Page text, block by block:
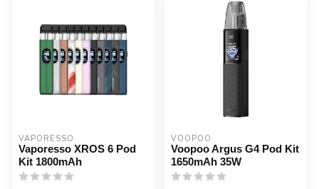
VAPORESSO
Vaporesso XROS 6 Pod
Kit 1800mAh
VOOPOO
Voopoo Argus G4 Pod Kit
1650mAh 35W